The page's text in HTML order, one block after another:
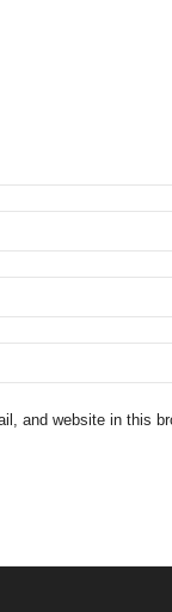
and website in this